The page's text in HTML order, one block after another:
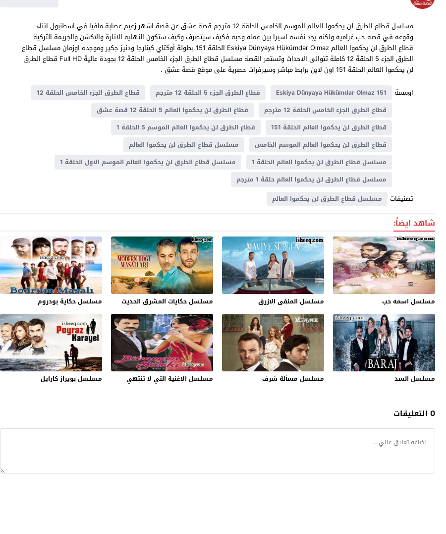
مسلسل قطاع الطرق لن يحكموا العالم الموسم الخامس الحلقة 12 مترجم قصة عشق عن قصة اشهر زعيم عصابة مافيا في اسطنبول اثناء
وقوعه في قصه حب غراميه ولكنه يجد نفسه اسيرا بين عمله وحبه فكيف سيتصرف وكيف ستكون النهايه الاثارة والاكشن والجريمة التركية
قطاع الطرق لن يحكموا العالم Eskiya Dünyaya Hükümdar Olmaz الحلقة 151 بطولة أوكتاي كينارجا ودنيز جكير وموجده اوزمان مسلسل قطاع
الطرق الجزء 5 الحلقة 12 كاملة تتوالى الاحداث وتستمر القصة مسلسل قطاع الطرق الجزء الخامس الحلقة 12 بجودة عالية Full HD قطاع الطرق
لن يحكموا العالم الحلقة 151 اون لاين برابط مباشر وسيرفرات حصرية على موقع قصة عشق .
اوسمة
Eskiya Dünyaya Hükümdar Olmaz 151 قطاع الطرق الجزء 5 الحلقة 12 مترجم
قطاع الطرق الجزء الخامس الحلقة 12
قطاع الطرق الجزء الخامس الحلقة 12 مترجم
قطاع الطرق لن يحكموا العالم 5 الحلقة 12 قصة عشق
قطاع الطرق لن يحكموا العالم الحلقة 151
قطاع الطرق لن يحكموا العالم الموسم 5 الحلقة 1
قطاع الطرق لن يحكموا العالم الموسم الخامس
مسلسل قطاع الطرق لن يحكموا العالم
مسلسل قطاع الطرق لن يحكموا العالم الحلقة 1
مسلسل قطاع الطرق لن يحكموا العالم الموسم الاول الحلقة 1
مسلسل قطاع الطرق لن يحكموا العالم حلقة 1 مترجم
تصنيفات مسلسل قطاع الطرق لن يحكموا العالم
شاهد ايضاً:
مسلسل اسمه حب مسلسل المنفى الازرق مسلسل حكايات المشرق الحديث مسلسل حكاية بودروم
مسلسل السد مسلسل مسألة شرف مسلسل الاغنية التي لا تنتهي مسلسل بويراز كارايل
0 التعليقات